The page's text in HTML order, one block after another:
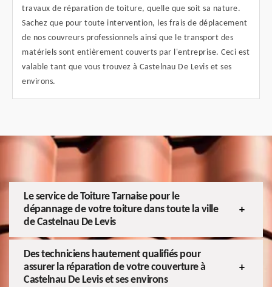
travaux de réparation de toiture, quelle que soit sa nature.
Sachez que pour toute intervention, les frais de déplacement
de nos couvreurs professionnels ainsi que le transport des
matériels sont entièrement couverts par l'entreprise. Ceci est
valable tant que vous trouvez à Castelnau De Levis et ses
environs.
Le service de Toiture Tarnaise pour le
dépannage de votre toiture dans toute la ville
de Castelnau De Levis
Des techniciens hautement qualifiés pour
assurer la réparation de votre couverture à
Castelnau De Levis et ses environs